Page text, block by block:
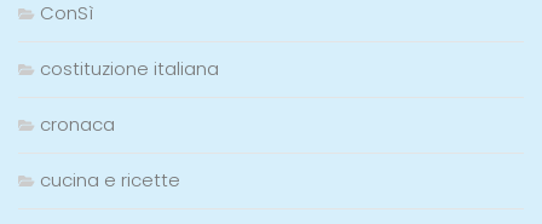
ConSì
costituzione italiana
cronaca
cucina e ricette